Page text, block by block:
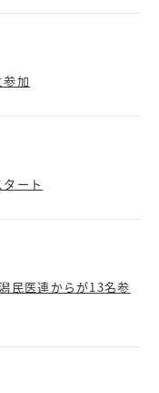
加
ート
民医連からが13名参